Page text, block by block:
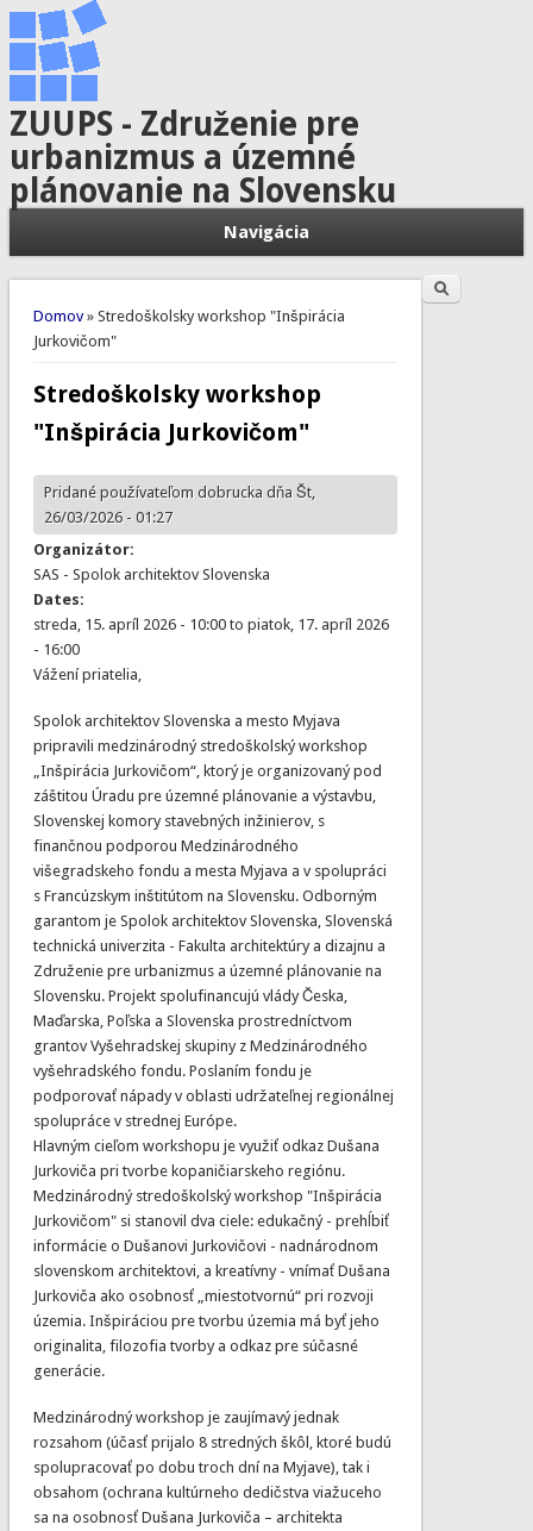
ZUUPS - Združenie pre
urbanizmus a územné
plánovanie na Slovensku
Navigácia
Nachádzate sa tu
Domov» Stredoškolsky workshop "Inšpirácia
Jurkovičom"
Stredoškolsky workshop
"Inšpirácia Jurkovičom"
Pridané používateľom dobruckadňa Št,
26/03/2026 - 01:27
Organizátor:
SAS - Spolok architektov Slovenska
Dates:
streda, 15. apríl 2026 - 10:00to piatok, 17. apríl 2026
- 16:00
Vážení priatelia,
Spolok architektov Slovenska a mesto Myjava
pripravili medzinárodný stredoškolský workshop
„Inšpirácia Jurkovičom“, ktorý je organizovaný pod
záštitou Úradu pre územné plánovanie a výstavbu,
Slovenskej komory stavebných inžinierov, s
finančnou podporou Medzinárodného
višegradskeho fondu a mesta Myjava a v spolupráci
s Francúzskym inštitútom na Slovensku. Odborným
garantom je Spolok architektov Slovenska, Slovenská
technická univerzita - Fakulta architektúry a dizajnu a
Združenie pre urbanizmus a územné plánovanie na
Slovensku. Projekt spolufinancujú vlády Česka,
Maďarska, Poľska a Slovenska prostredníctvom
grantov Vyšehradskej skupiny z Medzinárodného
vyšehradského fondu. Poslaním fondu je
podporovať nápady v oblasti udržateľnej regionálnej
spolupráce v strednej Európe.
Hlavným cieľom workshopu je využiť odkaz Dušana
Jurkoviča pri tvorbe kopaničiarskeho regiónu.
Medzinárodný stredoškolský workshop "Inšpirácia
Jurkovičom" si stanovil dva ciele: edukačný - prehĺbiť
informácie o Dušanovi Jurkovičovi - nadnárodnom
slovenskom architektovi, a kreatívny - vnímať Dušana
Jurkoviča ako osobnosť „miestotvornú“ pri rozvoji
územia. Inšpiráciou pre tvorbu územia má byť jeho
originalita, filozofia tvorby a odkaz pre súčasné
generácie.
Medzinárodný workshop je zaujímavý jednak
rozsahom (účasť prijalo 8 stredných škôl, ktoré budú
spolupracovať po dobu troch dní na Myjave), tak i
obsahom (ochrana kultúrneho dedičstva viažuceho
sa na osobnosť Dušana Jurkoviča – architekta
Vyhľadávanie Hľadať